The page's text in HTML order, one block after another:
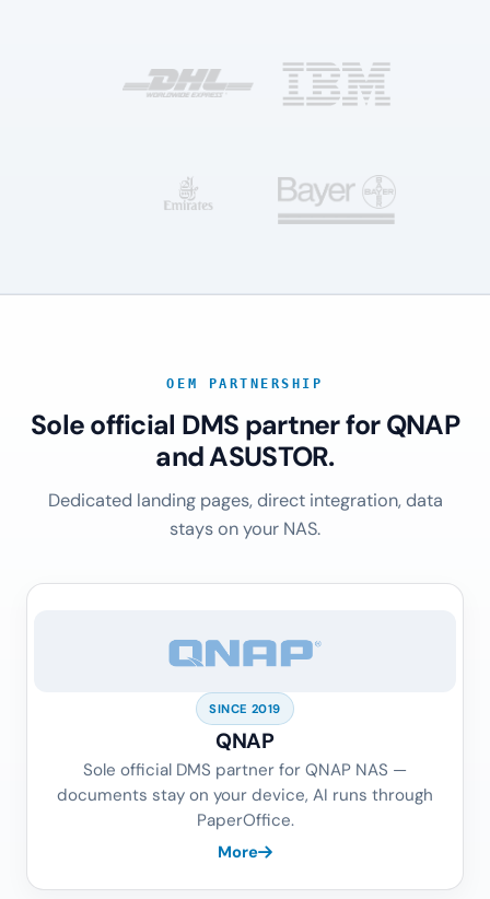
OEM PARTNERSHIP
Sole official DMS partner for QNAP
and ASUSTOR.
Dedicated landing pages, direct integration, data
stays on your NAS.
SINCE 2019
QNAP
Sole official DMS partner for QNAP NAS —
documents stay on your device, AI runs through
PaperOffice.
More